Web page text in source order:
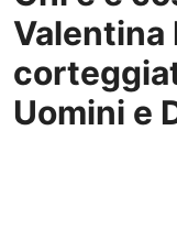
Valentina
Uomini e